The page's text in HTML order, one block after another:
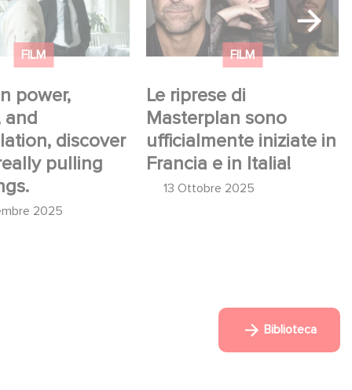
FILM
power,
and
discover
pulling
2025
pulling the
FILM
Le riprese di
Masterplan sono
ufficialmente iniziate in
Francia e in Italia!
13 Ottobre 2025
in Francia e in Italia!
Biblioteca